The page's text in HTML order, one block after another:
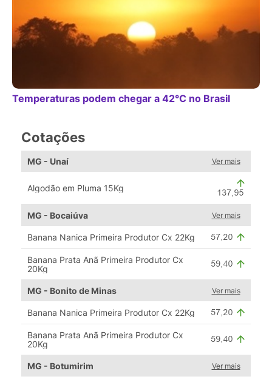
Temperaturas podem chegar a 42°C no Brasil
Cotações
MG - Unaí Ver mais
Algodão em Pluma 15Kg
MG - Bocaiúva Ver mais
Banana Nanica Primeira Produtor Cx 22Kg
Banana Prata Anã Primeira Produtor Cx
20Kg
MG - Bonito de Minas Ver mais
Banana Nanica Primeira Produtor Cx 22Kg
Banana Prata Anã Primeira Produtor Cx
20Kg
MG - Botumirim Ver mais